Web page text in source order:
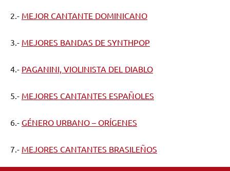
2.- MEJOR CANTANTE DOMINICANO
3.- MEJORES BANDAS DE SYNTHPOP
4.- PAGANINI, VIOLINISTA DEL DIABLO
5.- MEJORES CANTANTES ESPAÑOLES
6.- GÉNERO URBANO – ORÍGENES
7.- MEJORES CANTANTES BRASILEÑOS